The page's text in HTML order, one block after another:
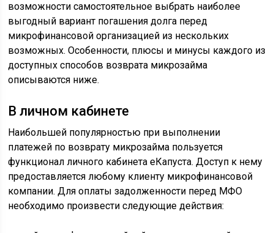
возможности самостоятельное выбрать наиболее
выгодный вариант погашения долга перед
микрофинансовой организацией из нескольких
возможных. Особенности, плюсы и минусы каждого из
доступных способов возврата микрозайма
описываются ниже.
В личном кабинете
Наибольшей популярностью при выполнении
платежей по возврату микрозайма пользуется
функционал личного кабинета еКапуста. Доступ к нему
предоставляется любому клиенту микрофинансовой
компании. Для оплаты задолженности перед МФО
необходимо произвести следующие действия: